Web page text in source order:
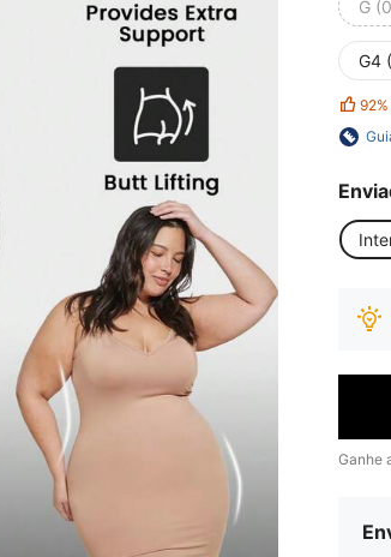
G
G4
92%
Ganhe